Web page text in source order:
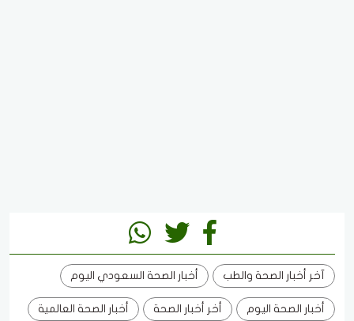
آخر أخبار الصحة والطب أخبار الصحة السعودي اليوم
أخبار الصحة اليوم أخر أخبار الصحة أخبار الصحة العالمية